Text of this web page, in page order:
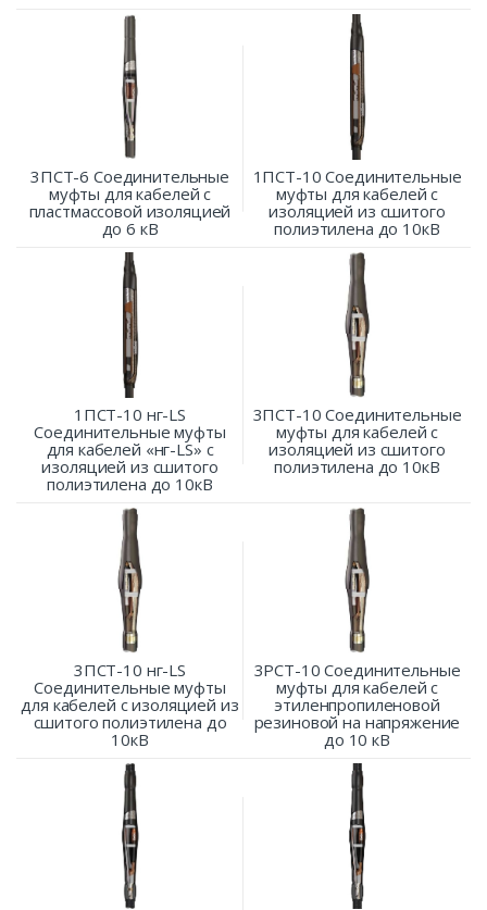
3ПСТ-6 Соединительные
муфты для кабелей с
пластмассовой изоляцией
до 6 кВ
1ПСТ-10 Соединительные
муфты для кабелей с
изоляцией из сшитого
полиэтилена до 10кВ
1ПСТ-10 нг-LS
Соединительные муфты
для кабелей «нг-LS» с
изоляцией из сшитого
полиэтилена до 10кВ
3ПСТ-10 Соединительные
муфты для кабелей с
изоляцией из сшитого
полиэтилена до 10кВ
3ПСТ-10 нг-LS
Соединительные муфты
для кабелей с изоляцией из
сшитого полиэтилена до
10кВ
3РСТ-10 Соединительные
муфты для кабелей с
этиленпропиленовой
резиновой на напряжение
до 10 кВ